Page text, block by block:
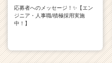
応募者へのメッセージ！✨【エン
ジニア・人事職/積極採用実施
中！】